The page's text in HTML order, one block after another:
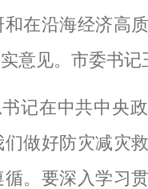
在沿海经济高
意见。市委书记
记在中共中央
做好防灾减灾
。要深入学习